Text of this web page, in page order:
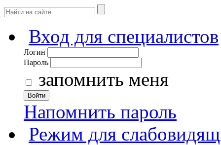
Вход для специалистов
Логин
Пароль
запомнить меня
Войти
Напомнить пароль
Режим для